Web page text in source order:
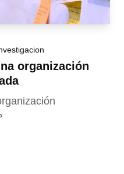
organización